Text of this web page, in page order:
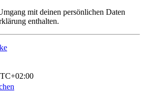
mit deinen persönlichen Daten
enthalten.